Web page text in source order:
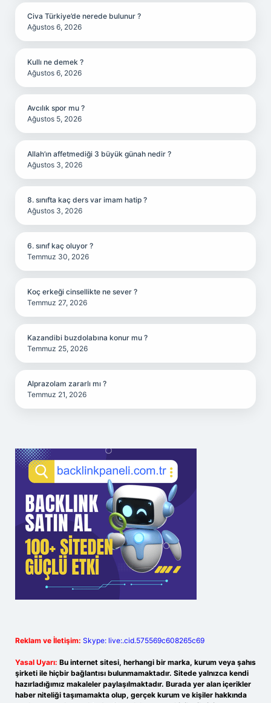
Civa Türkiye’de nerede bulunur ?
Ağustos 6, 2026
Kullı ne demek ?
Ağustos 6, 2026
Avcılık spor mu ?
Ağustos 5, 2026
Allah’ın affetmediği 3 büyük günah nedir ?
Ağustos 3, 2026
8. sınıfta kaç ders var imam hatip ?
Ağustos 3, 2026
6. sınıf kaç oluyor ?
Temmuz 30, 2026
Koç erkeği cinsellikte ne sever ?
Temmuz 27, 2026
Kazandibi buzdolabına konur mu ?
Temmuz 25, 2026
Alprazolam zararlı mı ?
Temmuz 21, 2026
Reklam ve İletişim: Skype: live:.cid.575569c608265c69
Yasal Uyarı: Bu internet sitesi, herhangi bir marka, kurum veya şahıs
şirketi ile hiçbir bağlantısı bulunmamaktadır. Sitede yalnızca kendi
hazırladığımız makaleler paylaşılmaktadır. Burada yer alan içerikler
haber niteliği taşımamakta olup, gerçek kurum ve kişiler hakkında